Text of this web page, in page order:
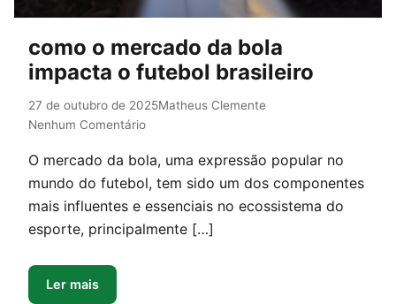
como o mercado da bola
impacta o futebol brasileiro
27 de outubro de 2025Matheus Clemente
Nenhum Comentário
O mercado da bola, uma expressão popular no
mundo do futebol, tem sido um dos componentes
mais influentes e essenciais no ecossistema do
esporte, principalmente […]
Ler mais